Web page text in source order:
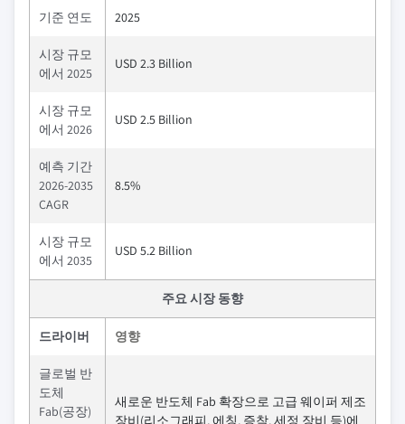
기준 연도 2025
시장 규모
에서 2025
USD 2.3 Billion
시장 규모
에서 2026
USD 2.5 Billion
예측 기간
2026-2035
CAGR
8.5%
시장 규모
에서 2035
USD 5.2 Billion
주요 시장 동향
드라이버 영향
글로벌 반
도체
Fab(공장)
새로운 반도체 Fab 확장으로 고급 웨이퍼 제조
장비(리소그래피, 에칭, 증착, 세정 장비 등)에